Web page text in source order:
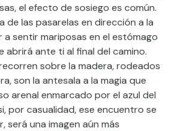
el efecto de sosiego es común.
de las pasarelas en dirección a la
a sentir mariposas en el estómago
abrirá ante ti al final del camino.
sobre la madera, rodeados
son la antesala a la magia que
arenal enmarcado por el azul del
por casualidad, ese encuentro se
será una imagen aún más